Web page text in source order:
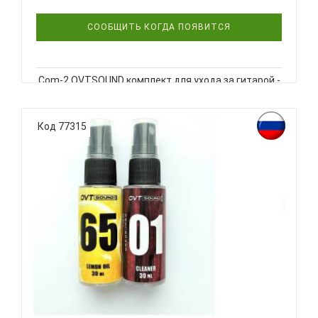
СООБЩИТЬ КОГДА ПОЯВИТСЯ
Com-2 OVTSOUND комплект для ухода за гитарой -
полироль, салфетка. Объём средств: 30 мл
Упаковка: блистер Производство: Россия Мягкие
салфетки из текстил..
Код 77315
OVTSOUND COMPL-1 - НАБОР СРЕДСТВ ДЛЯ